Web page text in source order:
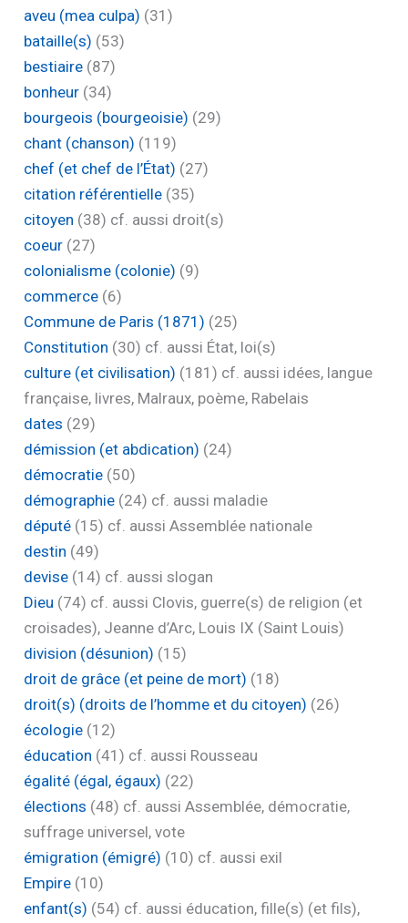
aveu (mea culpa) (31)
bataille(s) (53)
bestiaire (87)
bonheur (34)
bourgeois (bourgeoisie) (29)
chant (chanson) (119)
chef (et chef de l’État) (27)
citation référentielle (35)
citoyen (38) cf. aussi droit(s)
coeur (27)
colonialisme (colonie) (9)
commerce (6)
Commune de Paris (1871) (25)
Constitution (30) cf. aussi État, loi(s)
culture (et civilisation) (181) cf. aussi idées, langue
française, livres, Malraux, poème, Rabelais
dates (29)
démission (et abdication) (24)
démocratie (50)
démographie (24) cf. aussi maladie
député (15) cf. aussi Assemblée nationale
destin (49)
devise (14) cf. aussi slogan
Dieu (74) cf. aussi Clovis, guerre(s) de religion (et
croisades), Jeanne d’Arc, Louis IX (Saint Louis)
division (désunion) (15)
droit de grâce (et peine de mort) (18)
droit(s) (droits de l’homme et du citoyen) (26)
écologie (12)
éducation (41) cf. aussi Rousseau
égalité (égal, égaux) (22)
élections (48) cf. aussi Assemblée, démocratie,
suffrage universel, vote
émigration (émigré) (10) cf. aussi exil
Empire (10)
enfant(s) (54) cf. aussi éducation, fille(s) (et fils),